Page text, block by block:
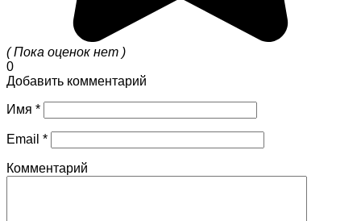
( Пока оценок нет )
0
Добавить комментарий
Имя *
Email *
Комментарий